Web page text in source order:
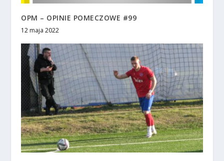
OPM – OPINIE POMECZOWE #99
12 maja 2022